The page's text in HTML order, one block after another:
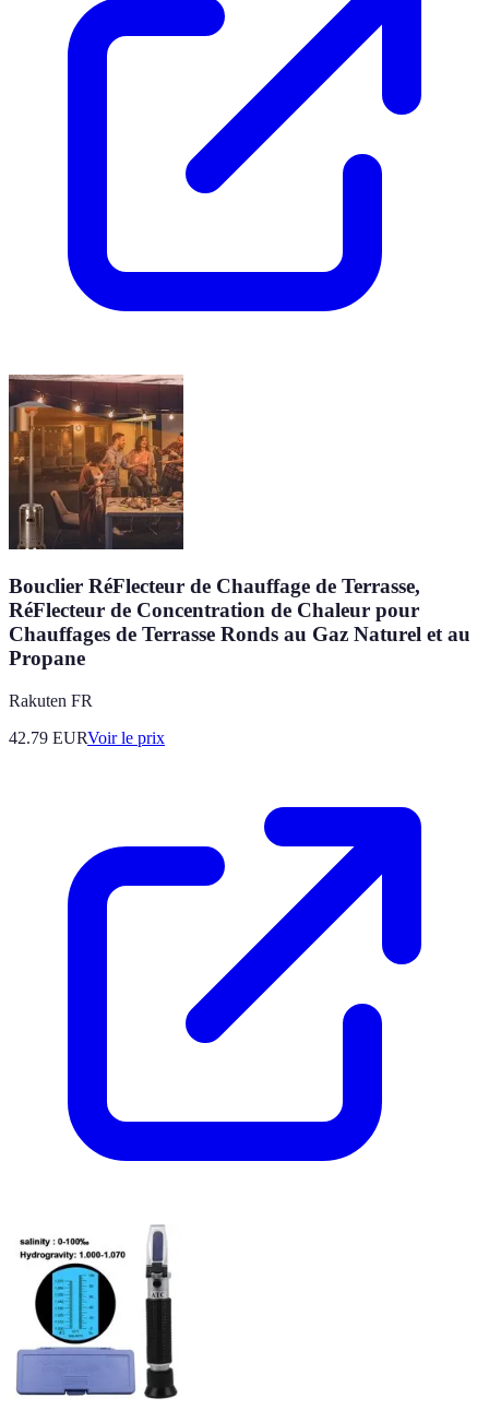
Bouclier RéFlecteur de Chauffage de Terrasse,
RéFlecteur de Concentration de Chaleur pour
Chauffages de Terrasse Ronds au Gaz Naturel et au
Propane
Rakuten FR
42.79 EURVoir le prix